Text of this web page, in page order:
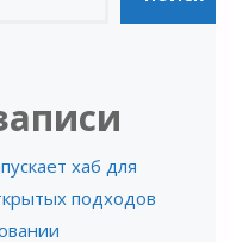
хаб для
подходов